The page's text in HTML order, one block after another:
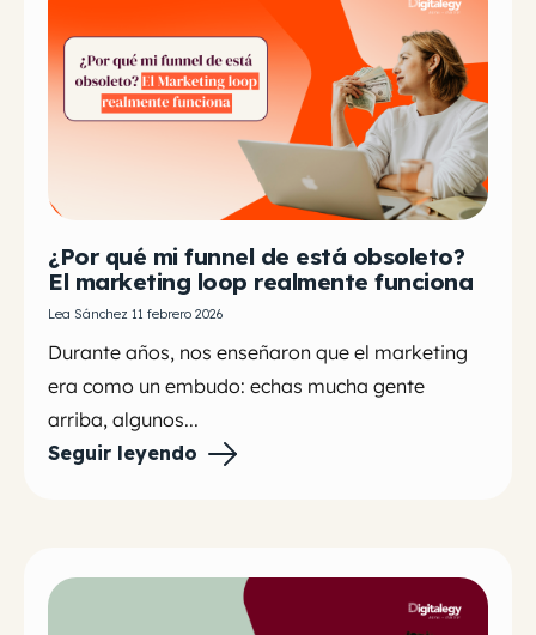
¿Por qué mi funnel de está obsoleto?
El marketing loop realmente funciona
Lea Sánchez 11 febrero 2026
Durante años, nos enseñaron que el marketing
era como un embudo: echas mucha gente
arriba, algunos...
Seguir leyendo